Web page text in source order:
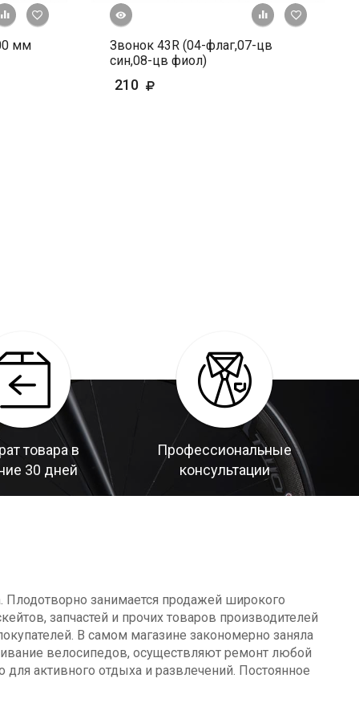
+ К сравнению
В избранное
мм
+ К
просмотр
Звонок 43R (04-флаг,07-цв
син,08-цв фиол)
210
товара в
30 дней
Профессиональные
консультации
Плодотворно занимается продажей широкого
запчастей и прочих товаров производителей
В самом магазине закономерно заняла
велосипедов, осуществляют ремонт любой
для активного отдыха и развлечений. Постоянное